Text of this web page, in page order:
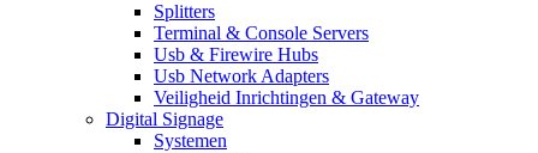
Splitters
Terminal & Console Servers
Usb & Firewire Hubs
Usb Network Adapters
Veiligheid Inrichtingen & Gateway
Digital Signage
Systemen